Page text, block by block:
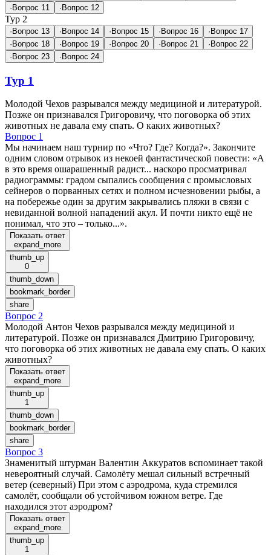
· Вопрос 11 · Вопрос 12
Тур 2
· Вопрос 13 · Вопрос 14 · Вопрос 15 · Вопрос 16 · Вопрос 17
· Вопрос 18 · Вопрос 19 · Вопрос 20 · Вопрос 21 · Вопрос 22
· Вопрос 23 · Вопрос 24
Тур 1
Молодой Чехов разрывался между медициной и литературой.
Позже он признавался Григоровичу, что поговорка об этих
животных не давала ему спать. О каких животных?
Вопрос 1
Мы начинаем наш турнир по «Что? Где? Когда?». Закончите
одним словом отрывок из некоей фантастической повести: «А
в это время ошарашенный радист... наскоро просматривал
радиограммы: градом сыпались сообщения с промысловых
сейнеров о порванных сетях и полном исчезновении рыбы, а
на побережье один за другим закрывались пляжи в связи с
невиданной волной нападений акул. И почти никто ещё не
понимал, что это – только...».
Показать ответ
expand_more
thumb_up
0
thumb_down
bookmark_border
share
Вопрос 2
Молодой Антон Чехов разрывался между медициной и
литературой. Позже он признавался Дмитрию Григоровичу,
что поговорка об этих животных не давала ему спать. О каких
животных?
Показать ответ
expand_more
thumb_up
1
thumb_down
bookmark_border
share
Вопрос 3
Знаменитый штурман Валентин Аккуратов вспоминает такой
невероятный случай. Самолёту мешал сильный встречный
ветер (северный) При этом с аэродрома, куда стремился
самолёт, сообщали об устойчивом южном ветре. Где
находился этот аэродром?
Показать ответ
expand_more
thumb_up
1